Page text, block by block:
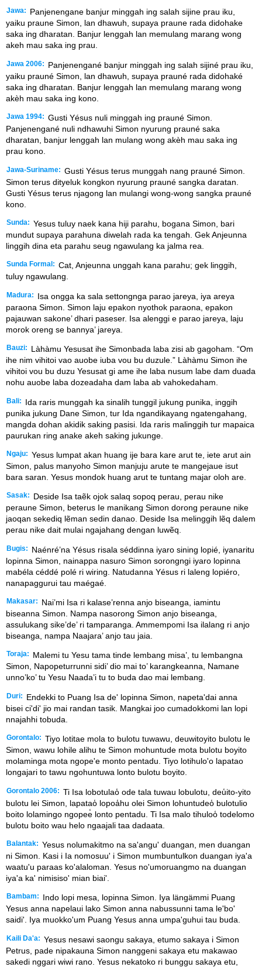
Jawa:
Panjenengane banjur minggah ing salah sijine prau iku,
yaiku praune Simon, lan dhawuh, supaya praune rada didohake
saka ing dharatan. Banjur lenggah lan memulang marang wong
akeh mau saka ing prau.
Jawa 2006:
Panjenengané banjur minggah ing salah sijiné prau iku,
yaiku prauné Simon, lan dhawuh, supaya prauné rada didohaké
saka ing dharatan. Banjur lenggah lan memulang marang wong
akèh mau saka ing kono.
Jawa 1994: Gusti Yésus nuli minggah ing prauné Simon.
Panjenengané nuli ndhawuhi Simon nyurung prauné saka
dharatan, banjur lenggah lan mulang wong akèh mau saka ing
prau kono.
Jawa-Suriname: Gusti Yésus terus munggah nang prauné Simon.
Simon terus dityeluk kongkon nyurung prauné sangka daratan.
Gusti Yésus terus njagong lan mulangi wong-wong sangka prauné
kono.
Sunda: Yesus tuluy naek kana hiji parahu, bogana Simon, bari
mundut supaya parahuna diwelah rada ka tengah. Gek Anjeunna
linggih dina eta parahu seug ngawulang ka jalma rea.
Sunda Formal: Cat, Anjeunna unggah kana parahu; gek linggih,
tuluy ngawulang.
Madura:
Isa ongga ka sala settongnga parao jareya, iya areya
paraona Simon. Simon laju epakon nyothok paraona, epakon
pajauwan sakone’ dhari paseser. Isa alenggi e parao jareya, laju
morok oreng se bannya’ jareya.
Bauzi:
Làhàmu Yesusat ihe Simonbada laba zisi ab gagoham. “Om
ihe nim vihitoi vao auobe iuba vou bu duzule.” Làhàmu Simon ihe
vihitoi vou bu duzu Yesusat gi ame ihe laba nusum labe dam duada
nohu auobe laba dozeadaha dam laba ab vahokedaham.
Bali:
Ida raris munggah ka sinalih tunggil jukung punika, inggih
punika jukung Dane Simon, tur Ida ngandikayang ngatengahang,
mangda dohan akidik saking pasisi. Ida raris malinggih tur mapaica
paurukan ring anake akeh saking jukunge.
Ngaju: Yesus lumpat akan huang ije bara kare arut te, iete arut ain
Simon, palus manyoho Simon manjuju arute te mangejaue isut
bara saran. Yesus mondok huang arut te tuntang majar oloh are.
Sasak:
Deside Isa taẽk ojok salaq sopoq perau, perau nike
peraune Simon, beterus Ie manikang Simon dorong peraune nike
jaoqan sekediq lẽman sedin danao. Deside Isa melinggih lẽq dalem
perau nike dait mulai ngajahang dengan luwẽq.
Bugis:
Naénré’na Yésus risala séddinna iyaro sining lopié, iyanaritu
lopinna Simon, nainappa nasuro Simon sorongngi iyaro lopinna
mabéla céddé polé ri wiring. Natudanna Yésus ri laleng lopiéro,
nanapaggurui tau maégaé.
Makasar:
Nai’mi Isa ri kalase’renna anjo biseanga, iamintu
biseanna Simon. Nampa nasorong Simon anjo biseanga,
assulukang sike’de’ ri tamparanga. Ammempomi Isa ilalang ri anjo
biseanga, nampa Naajara’ anjo tau jaia.
Toraja:
Malemi tu Yesu tama tinde lembang misa’, tu lembangna
Simon, Napopeturrunni sidi’ dio mai to’ karangkeanna, Namane
unno’ko’ tu Yesu Naada’i tu to buda dao mai lembang.
Duri:
Endekki to Puang Isa de' lopinna Simon, napeta'dai anna
bisei ci'di' jio mai randan tasik. Mangkai joo cumadokkomi lan lopi
nnajahhi tobuda.
Gorontalo: Tiyo lotitae mola to bulotu tuwawu, deuwitoyito bulotu le
Simon, wawu lohile alihu te Simon mohuntude mota bulotu boyito
molaminga mota ngope'e monto pentadu. Tiyo lotihulo'o lapatao
longajari to tawu ngohuntuwa lonto bulotu boyito.
Gorontalo 2006: Ti Isa lobotulao̒ ode tala tuwau lobulotu, deu̒ito-yito
bulotu lei Simon, lapatao̒ lopoa̒hu olei Simon lohuntudeo̒ bulotulio
boito lolamingo ngopee̒ lonto pentadu. Ti Isa malo tihuloo̒ todelomo
bulotu boito wau helo ngaajali taa dadaata.
Balantak: Yesus nolumakitmo na sa'angu' duangan, men duangan
ni Simon. Kasi i Ia nomosuu' i Simon mumbuntulkon duangan iya'a
waatu'u paraas ko'alaloman. Yesus no'umoruangmo na duangan
iya'a ka' nimisiso' mian biai'.
Bambam:
Indo lopi mesa, lopinna Simon. Iya längämmi Puang
Yesus anna napelaui lako Simon anna nabussunni tama le'bo'
saidi'. Iya muokko'um Puang Yesus anna umpa'guhui tau buda.
Kaili Da'a: Yesus nesawi saongu sakaya, etumo sakaya i Simon
Petrus, pade nipakauna Simon nanggeni sakaya etu makawao
sakedi nggari wiwi rano. Yesus nekatoko ri bunggu sakaya etu,